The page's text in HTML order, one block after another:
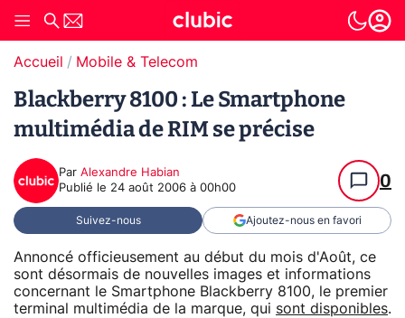
Accueil Mobile & Telecom
Blackberry 8100 : Le Smartphone
multimédia de RIM se précise
Par Alexandre Habian
Publié le 24 août 2006 à 00h00 0
Suivez-nous Ajoutez-nous en favori
Annoncé officieusement au début du mois d'Août, ce
sont désormais de nouvelles images et informations
concernant le Smartphone Blackberry 8100, le premier
terminal multimédia de la marque, qui sont disponibles.